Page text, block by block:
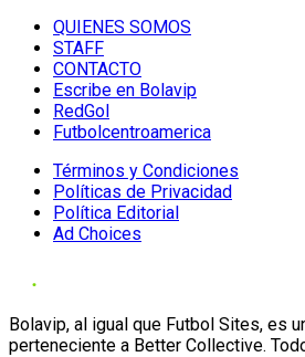
QUIENES SOMOS
STAFF
CONTACTO
Escribe en Bolavip
RedGol
Futbolcentroamerica
Términos y Condiciones
Políticas de Privacidad
Política Editorial
Ad Choices
Bolavip, al igual que Futbol Sites, es
perteneciente a Better Collective.